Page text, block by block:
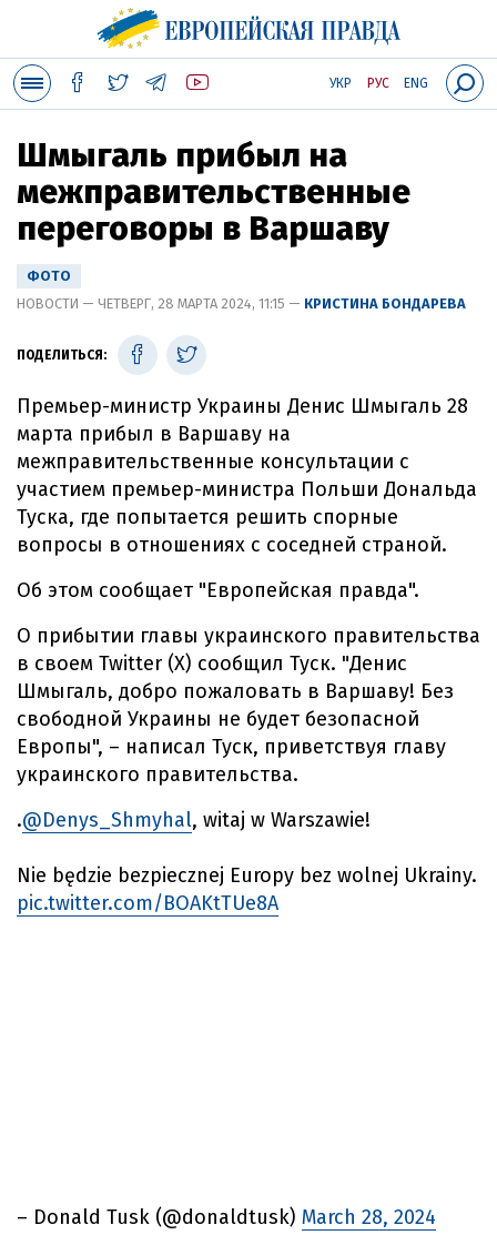
УКР РУС ENG
Шмыгаль прибыл на
межправительственные
переговоры в Варшаву
ФОТО
НОВОСТИ — ЧЕТВЕРГ, 28 МАРТА 2024, 11:15 — КРИСТИНА БОНДАРЕВА
ПОДЕЛИТЬСЯ:
Премьер-министр Украины Денис Шмыгаль 28
марта прибыл в Варшаву на
межправительственные консультации с
участием премьер-министра Польши Дональда
Туска, где попытается решить спорные
вопросы в отношениях с соседней страной.
Об этом сообщает "Европейская правда".
О прибытии главы украинского правительства
в своем Twitter (Х) сообщил Туск. "Денис
Шмыгаль, добро пожаловать в Варшаву! Без
свободной Украины не будет безопасной
Европы", – написал Туск, приветствуя главу
украинского правительства.
.@Denys_Shmyhal, witaj w Warszawie!
Nie będzie bezpiecznej Europy bez wolnej Ukrainy.
pic.twitter.com/BOAKtTUe8A
– Donald Tusk (@donaldtusk) March 28, 2024